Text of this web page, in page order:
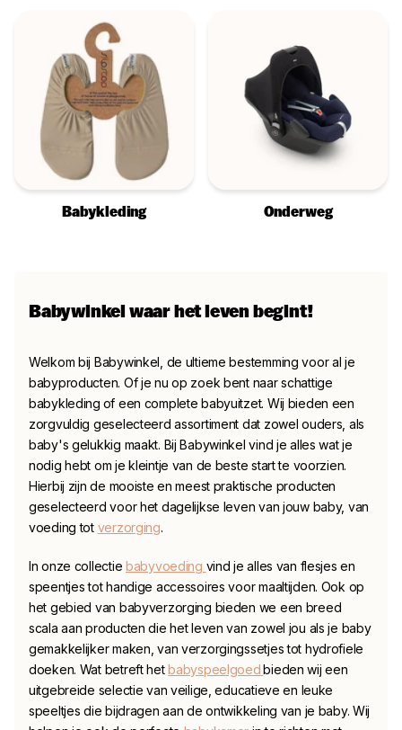
Babykleding Onderweg
Babywinkel waar het leven begint!
Welkom bij Babywinkel, de ultieme bestemming voor al je
babyproducten. Of je nu op zoek bent naar schattige
babykleding of een complete babyuitzet. Wij bieden een
zorgvuldig geselecteerd assortiment dat zowel ouders, als
baby's gelukkig maakt. Bij Babywinkel vind je alles wat je
nodig hebt om je kleintje van de beste start te voorzien.
Hierbij zijn de mooiste en meest praktische producten
geselecteerd voor het dagelijkse leven van jouw baby, van
voeding tot verzorging.
In onze collectie babyvoeding vind je alles van flesjes en
speentjes tot handige accessoires voor maaltijden. Ook op
het gebied van babyverzorging bieden we een breed
scala aan producten die het leven van zowel jou als je baby
gemakkelijker maken, van verzorgingssetjes tot hydrofiele
doeken. Wat betreft hetbabyspeelgoedbieden wij een
uitgebreide selectie van veilige, educatieve en leuke
speeltjes die bijdragen aan de ontwikkeling van je baby. Wij